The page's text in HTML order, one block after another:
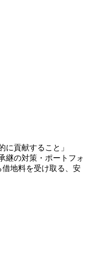
貢献すること」
継の対策・ポートフォ
地料を受け取る、安